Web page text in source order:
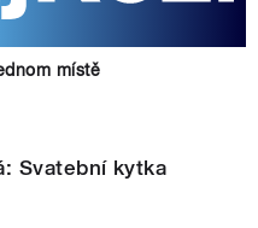
místě
Svatební kytka